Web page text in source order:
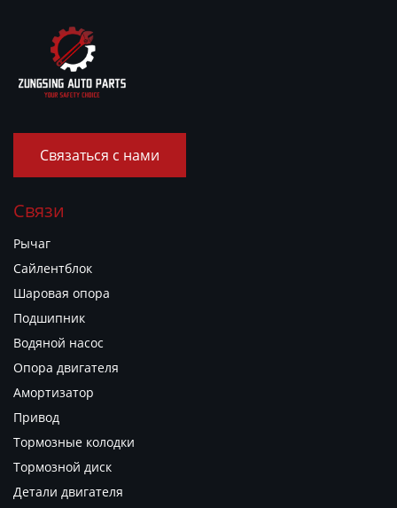
Связаться с нами
Связи
Рычаг
Сайлентблок
Шаровая опора
Подшипник
Водяной насос
Опора двигателя
Амортизатор
Привод
Тормозные колодки
Тормозной диск
Детали двигателя